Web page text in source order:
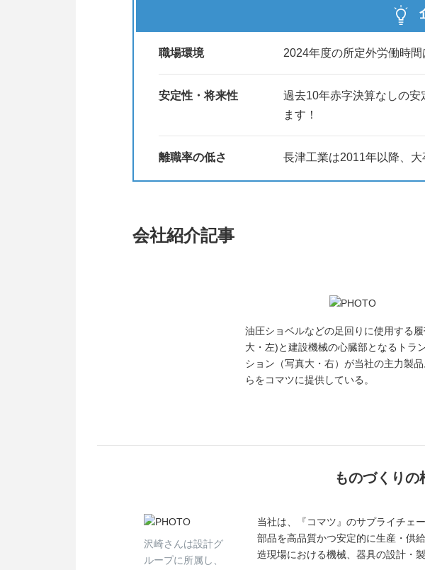
【読売テレビ BEAT～時代の鼓動～で長津工業を取り上
長津工業の仕事に対する思い、社長の思いが
伝わる内容となっておりますので、
是非、皆さんもご覧になってください！
職場環境 2024年度の所定外労働時
安定性・将来性
過去10年赤字決算なしの
ます！
離職率の低さ 長津工業は2011年以降、
会社紹介記事
油圧ショベルなどの足回りに使用する
大・左)と建設機械の心臓部となるトラ
ション（写真大・右）が当社の主力製
らをコマツに提供している。
ものづくり
沢崎さんは設計グ
ループに所属し、
当社は、『コマツ』のサプライチェ
部品を高品質かつ安定的に生産・供
造現場における機械、器具の設計・